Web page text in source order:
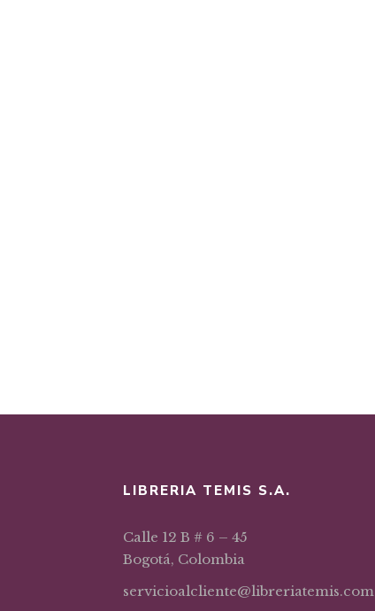
LIBRERIA TEMIS S.A.
Calle 12 B # 6 – 45
Bogotá, Colombia
servicioalcliente@libreriatemis.com